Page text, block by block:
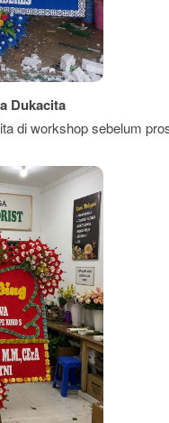
Dukacita
di workshop sebelum